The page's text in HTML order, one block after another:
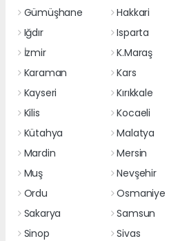
Gümüşhane
Hakkari
Iğdır
Isparta
İzmir
K.Maraş
Karaman
Kars
Kayseri
Kırıkkale
Kilis
Kocaeli
Kütahya
Malatya
Mardin
Mersin
Muş
Nevşehir
Ordu
Osmaniye
Sakarya
Samsun
Sinop
Sivas